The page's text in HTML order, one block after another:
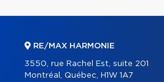
RE/MAX HARMONIE
3550, rue Rachel Est, suite 201
Montréal, Québec, H1W 1A7